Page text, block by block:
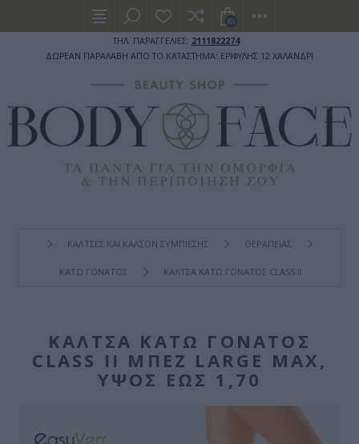
ΤΗΛ. ΠΑΡΑΓΓΕΛΙΕΣ: 2111822274
ΔΩΡΕΑΝ ΠΑΡΑΛΑΒΗ ΑΠΟ ΤΟ ΚΑΤΑΣΤΗΜΑ: ΕΡΙΦΥΛΗΣ 12 ΧΑΛΑΝΔΡΙ
(0)
ΚΑΛΤΣΕΣ ΚΑΙ ΚΑΛΣΟΝ ΣΥΜΠΙΕΣΗΣ ΘΕΡΑΠΕΙΑΣ
ΚΑΤΩ ΓΟΝΑΤΟΣ ΚΆΛΤΣΑ ΚΆΤΩ ΓΌΝΑΤΟΣ CLASS II ΜΠΕΖ
ΚΆΛΤΣΑ ΚΆΤΩ ΓΌΝΑΤΟΣ
CLASS II ΜΠΕΖ LARGE MAX,
ΎΨΟΣ ΈΩΣ 1,70